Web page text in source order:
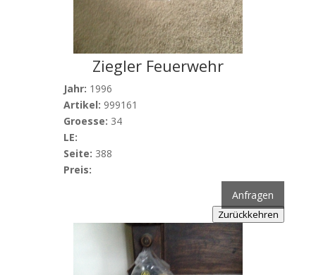
Ziegler Feuerwehr
Jahr: 1996
Artikel: 999161
Groesse: 34
LE:
Seite: 388
Preis:
Anfragen
Zurückkehren